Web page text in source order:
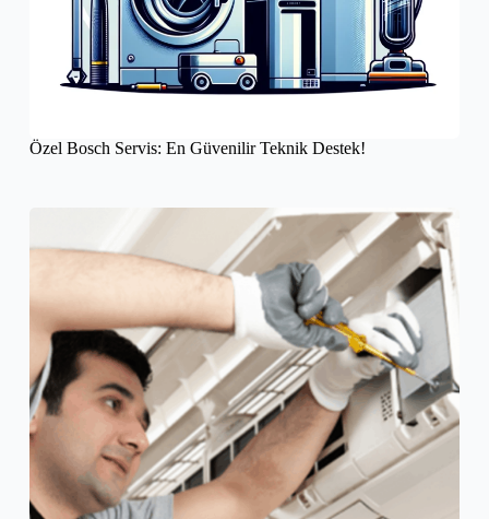
Özel Bosch Servis: En Güvenilir Teknik Destek!